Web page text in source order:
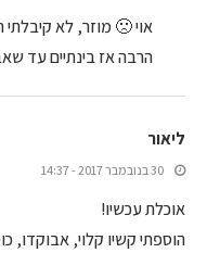
אוי 🙁 מוזר, לא
הרבה אז בינתיים עד
ליאור
30 בנובמבר 2017 - 14:37
אוכלת עכשיו!
הוספתי קשיו קלוי, אבוקדו,